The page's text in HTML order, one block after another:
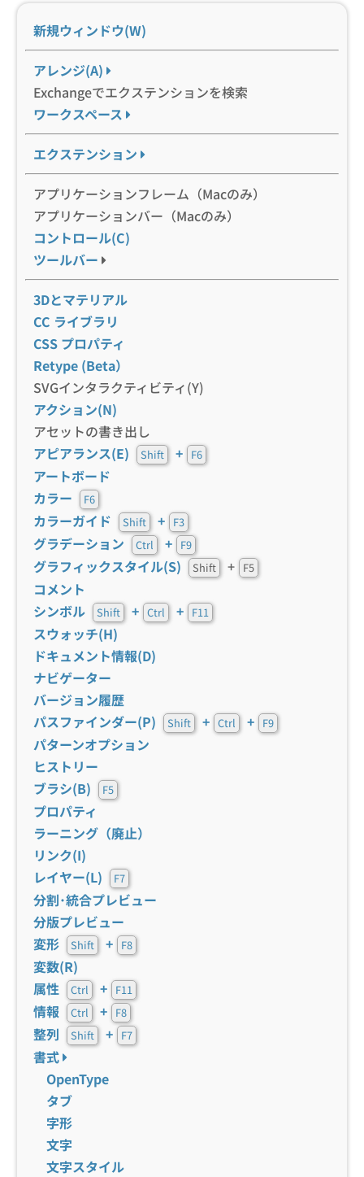
新規ウィンドウ(W)
アレンジ(A)
Exchangeでエクステンションを検索
ワークスペース
エクステンション
アプリケーションフレーム（Macのみ）
アプリケーションバー（Macのみ）
コントロール(C)
ツールバー
3Dとマテリアル
CC ライブラリ
CSS プロパティ
Retype (Beta）
SVGインタラクティビティ(Y)
アクション(N)
アセットの書き出し
アピアランス(E)
Shift + F6
アートボード
カラー
F6
カラーガイド Shift + F3
グラデーション Ctrl + F9
グラフィックスタイル(S) Shift + F5
コメント
シンボル
Shift + Ctrl + F11
スウォッチ(H)
ドキュメント情報(D)
ナビゲーター
バージョン履歴
パスファインダー(P)
Shift + Ctrl + F9
パターンオプション
ヒストリー
ブラシ(B)
F5
プロパティ
ラーニング（廃止）
リンク(I)
レイヤー(L)
F7
分割･統合プレビュー
分版プレビュー
変形
Shift + F8
変数(R)
属性
Ctrl + F11
情報 Ctrl + F8
整列 Shift + F7
書式
OpenType
タブ
字形
文字
文字スタイル